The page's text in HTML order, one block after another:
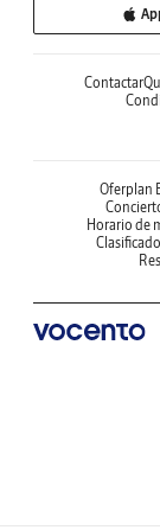
Contactar
Oferplan
Horario de